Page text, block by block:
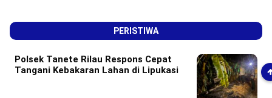
PERISTIWA
Polsek Tanete Rilau Respons Cepat
Tangani Kebakaran Lahan di Lipukasi